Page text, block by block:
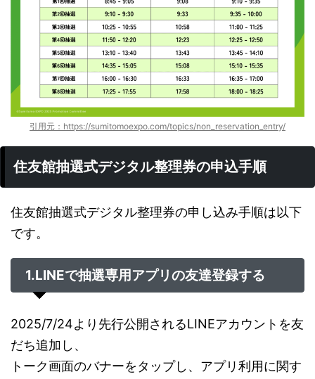
引用元：https://sumitomoexpo.com/topics/non_reservation_entry/
住友館抽選式デジタル整理券の申込手順
住友館抽選式デジタル整理券の申し込み手順は以下
です。
1.LINEで抽選専用アプリの友達登録する
2025/7/24より先行公開されるLINEアカウントを友
だち追加し、
トーク画面のバナーをタップし、アプリ利用に関す